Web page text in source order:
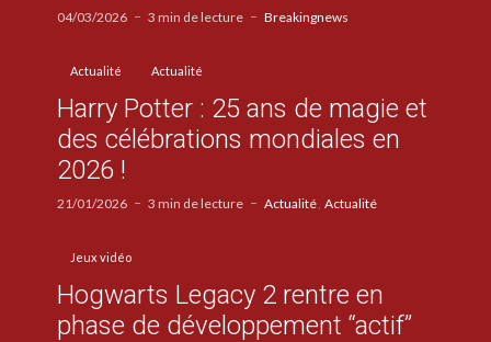
04/03/2026 3 min de lecture Breakingnews
Actualité Actualité
Harry Potter : 25 ans de magie et
des célébrations mondiales en
2026 !
21/01/2026 3 min de lecture Actualité Actualité
Jeux vidéo
Hogwarts Legacy 2 rentre en
phase de développement “actif”